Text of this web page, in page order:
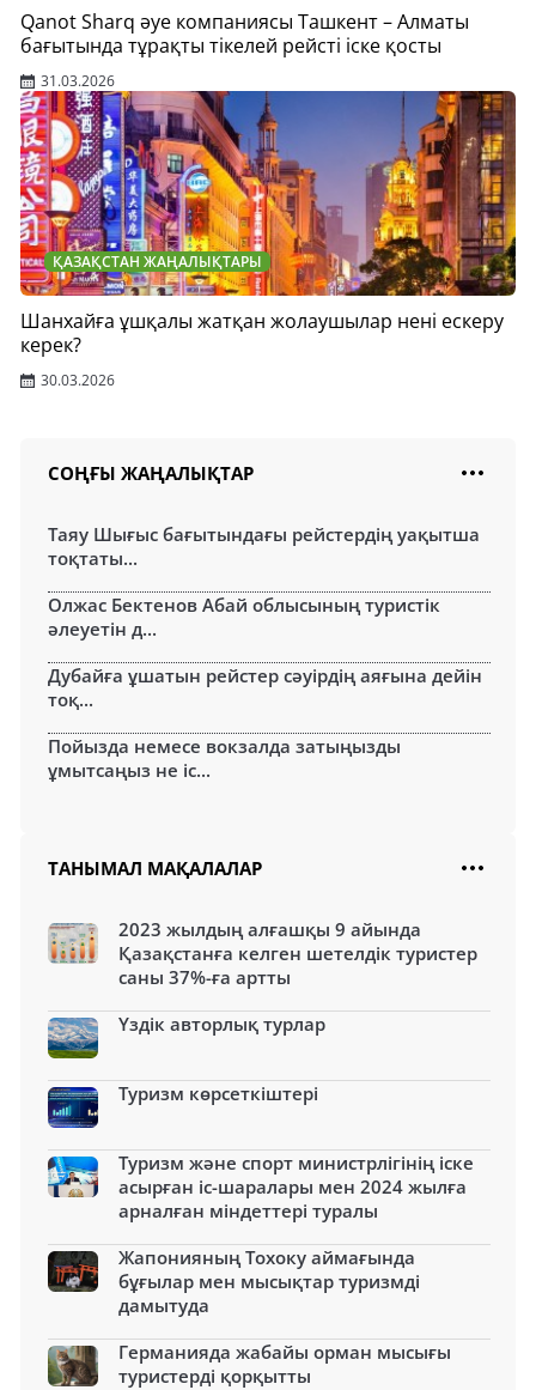
Qanot Sharq әуе компаниясы Ташкент – Алматы
бағытында тұрақты тікелей рейсті іске қосты
31.03.2026
ҚАЗАҚСТАН ЖАҢАЛЫҚТАРЫ
Шанхайға ұшқалы жатқан жолаушылар нені ескеру
керек?
30.03.2026
СОҢҒЫ ЖАҢАЛЫҚТАР
Таяу Шығыс бағытындағы рейстердің уақытша
тоқтаты...
Олжас Бектенов Абай облысының туристік
әлеуетін д...
Дубайға ұшатын рейстер сәуірдің аяғына дейін
тоқ...
Пойызда немесе вокзалда затыңызды
ұмытсаңыз не іс...
ТАНЫМАЛ МАҚАЛАЛАР
2023 жылдың алғашқы 9 айында
Қазақстанға келген шетелдік туристер
саны 37%-ға артты
Үздік авторлық турлар
Туризм көрсеткіштері
Туризм және спорт министрлігінің іске
асырған іс-шаралары мен 2024 жылға
арналған міндеттері туралы
Жапонияның Тохоку аймағында
бұғылар мен мысықтар туризмді
дамытуда
Германияда жабайы орман мысығы
туристерді қорқытты